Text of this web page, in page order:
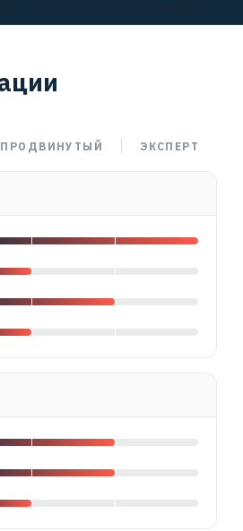
ПРОДВИНУТЫЙ ЭКСПЕРТ